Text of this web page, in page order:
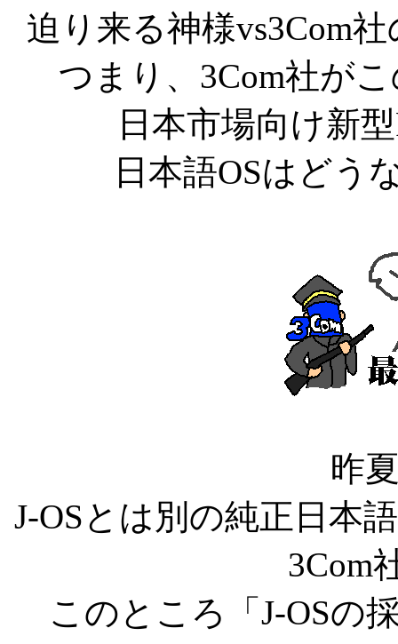
迫り来る神様vs3Com
つまり、3Com社が
日本市場向け新
日本語OSはどう
昨
J-OSとは別の純正日本
3Com
このところ「J-OSの